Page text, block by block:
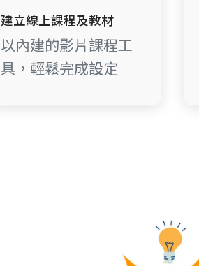
建立線上課程及教材
以內建的影片課程工
具，輕鬆完成設定